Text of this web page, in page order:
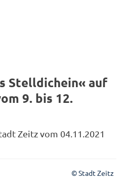
Stelldichein« auf
9. bis 12.
Zeitz vom 04.11.2021
© Stadt Zeitz